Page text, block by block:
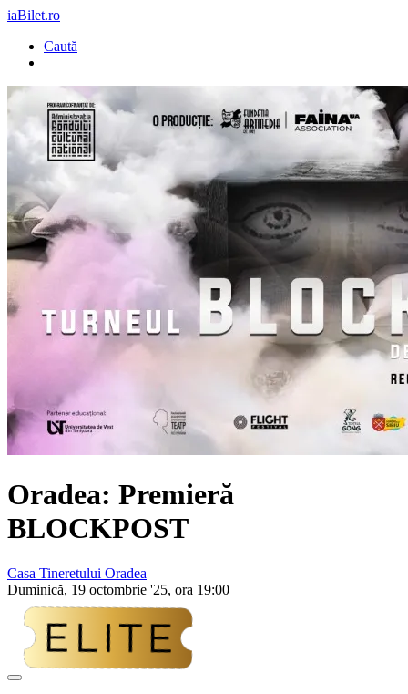
iaBilet.ro
Caută
Oradea: Premieră
BLOCKPOST
Casa Tineretului Oradea
Duminică, 19 octombrie '25, ora 19:00
Adaugă